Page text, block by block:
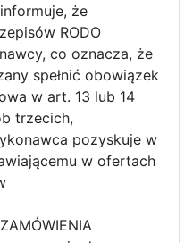
że
RODO
co oznacza, że
spełnić obowiązek
w art. 13 lub 14
trzecich,
pozyskuje w
w ofertach